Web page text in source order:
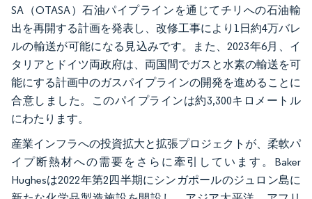
SA（OTASA）石油パイプラインを通じてチリへの石油輸
出を再開する計画を発表し、改修工事により1日約4万バレ
ルの輸送が可能になる見込みです。また、2023年6月、イ
タリアとドイツ両政府は、両国間でガスと水素の輸送を可
能にする計画中のガスパイプラインの開発を進めることに
合意しました。このパイプラインは約3,300キロメートル
にわたります。
産業インフラへの投資拡大と拡張プロジェクトが、柔軟パ
イプ断熱材への需要をさらに牽引しています。Baker
Hughesは2022年第2四半期にシンガポールのジュロン島に